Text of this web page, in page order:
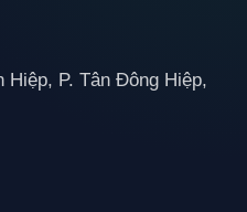
Hiệp, P. Tân Đông Hiệp,